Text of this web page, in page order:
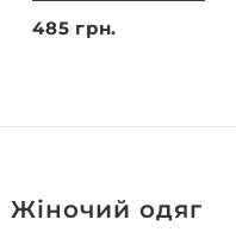
485 грн.
Жіночий одяг